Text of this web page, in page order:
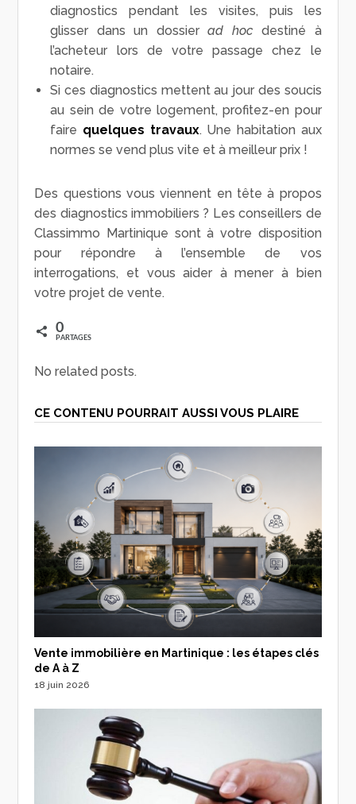
diagnostics pendant les visites, puis les
glisser dans un dossierad hoc destiné à
l’acheteur lors de votre passage chez le
notaire.
Si ces diagnostics mettent au jour des soucis
au sein de votre logement, profitez-en pour
faire quelques travaux. Une habitation aux
normes se vend plus vite et à meilleur prix !
Des questions vous viennent en tête à propos
des diagnostics immobiliers ? Les conseillers de
Classimmo Martinique sont à votre disposition
pour répondre à l’ensemble de vos
interrogations, et vous aider à mener à bien
votre projet de vente.
0
PARTAGES
No related posts.
CE CONTENU POURRAIT AUSSI VOUS PLAIRE
Vente immobilière en Martinique : les étapes clés
de A à Z
18 juin 2026